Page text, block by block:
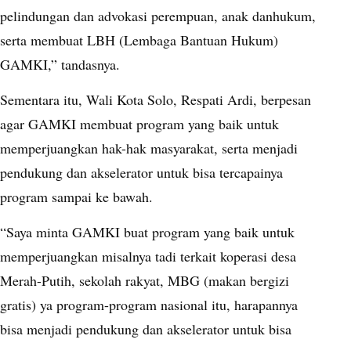
pelindungan dan advokasi perempuan, anak danhukum,
serta membuat LBH (Lembaga Bantuan Hukum)
GAMKI,” tandasnya.
Sementara itu, Wali Kota Solo, Respati Ardi, berpesan
agar GAMKI membuat program yang baik untuk
memperjuangkan hak-hak masyarakat, serta menjadi
pendukung dan akselerator untuk bisa tercapainya
program sampai ke bawah.
“Saya minta GAMKI buat program yang baik untuk
memperjuangkan misalnya tadi terkait koperasi desa
Merah-Putih, sekolah rakyat, MBG (makan bergizi
gratis) ya program-program nasional itu, harapannya
bisa menjadi pendukung dan akselerator untuk bisa